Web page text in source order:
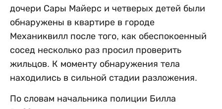
дочери Сары Майерс и четверых детей были
обнаружены в квартире в городе
Механиквилл после того, как обеспокоенный
сосед несколько раз просил проверить
жильцов. К моменту обнаружения тела
находились в сильной стадии разложения.
По словам начальника полиции Билла